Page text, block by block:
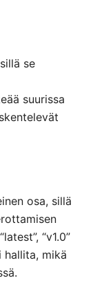
se
suurissa
osa, sillä
“v1.0”
hallita, mikä